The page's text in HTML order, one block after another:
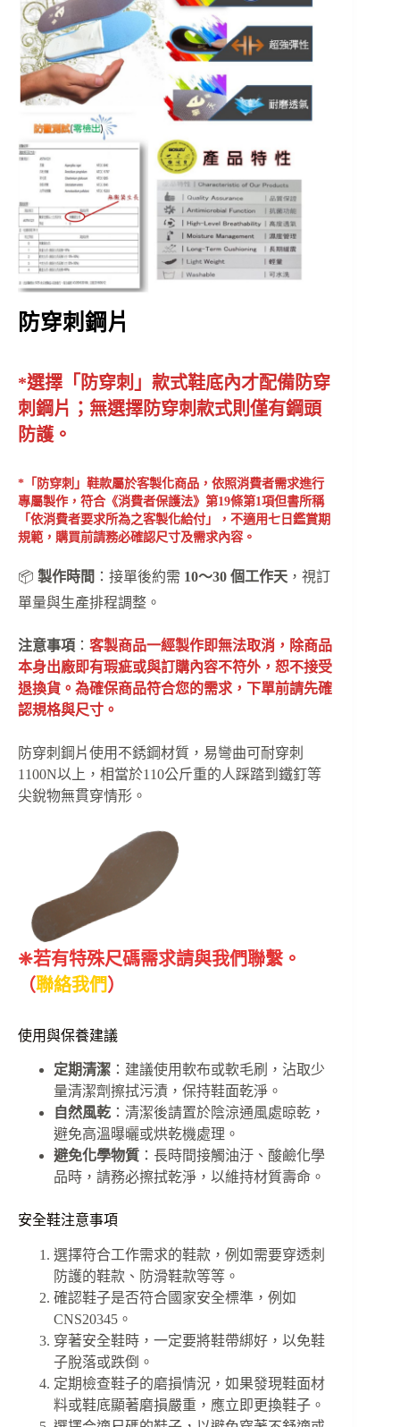
防穿刺鋼片
*選擇「防穿刺」款式鞋底內才配備防穿
刺鋼片；無選擇防穿刺款式則僅有鋼頭
防護。
*「防穿刺」鞋款屬於客製化商品，依照消費者需求進行
專屬製作，符合《消費者保護法》第19條第1項但書所稱
「依消費者要求所為之客製化給付」，不適用七日鑑賞期
規範，購買前請務必確認尺寸及需求內容。
📦 製作時間 ：接單後約需 10～30 個工作天 ，視訂
單量與生產排程調整。
注意事項 ： 客製商品一經製作即無法取消，除商品
本身出廠即有瑕疵或與訂購內容不符外，恕不接受
退換貨。為確保商品符合您的需求，下單前請先確
認規格與尺寸。
防穿刺鋼片使用不銹鋼材質，易彎曲可耐穿刺
1100N以上，相當於110公斤重的人踩踏到鐵釘等
尖銳物無貫穿情形。
❈若有特殊尺碼需求請與我們聯繫。
（聯絡我們）
使用與保養建議
定期清潔 ：建議使用軟布或軟毛刷，沾取少
量清潔劑擦拭污漬，保持鞋面乾淨。
自然風乾 ：清潔後請置於陰涼通風處晾乾，
避免高溫曝曬或烘乾機處理。
避免化學物質 ：長時間接觸油汙、酸鹼化學
品時，請務必擦拭乾淨，以維持材質壽命。
安全鞋注意事項
選擇符合工作需求的鞋款，例如需要穿透刺
防護的鞋款、防滑鞋款等等。
確認鞋子是否符合國家安全標準，例如
CNS20345。
穿著安全鞋時，一定要將鞋帶綁好，以免鞋
子脫落或跌倒。
定期檢查鞋子的磨損情況，如果發現鞋面材
料或鞋底顯著磨損嚴重，應立即更換鞋子。